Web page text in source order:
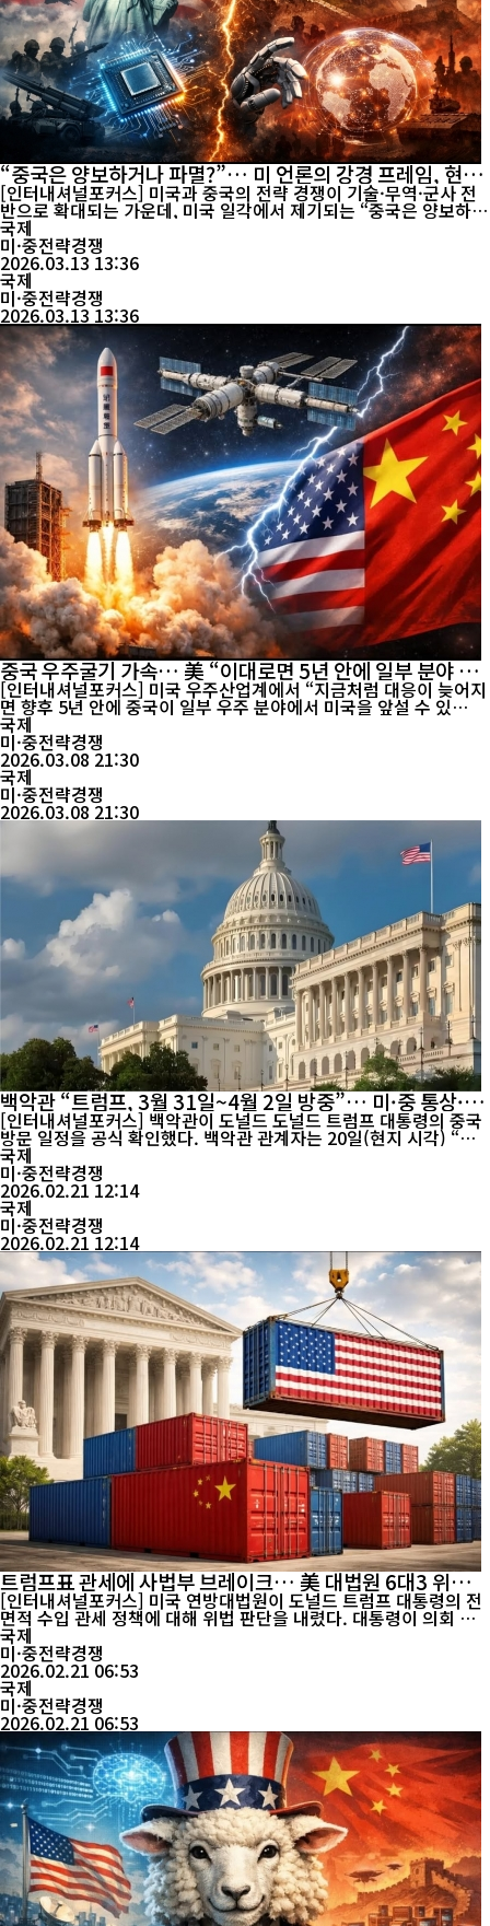
“중국은 양보하거나 파멸?”… 미 언론의 강경 프레임, 현실
은 복합 경쟁
[인터내셔널포커스] 미국과 중국의 전략 경쟁이 기술·무역·군사 전
반으로 확대되는 가운데, 미국 일각에서 제기되는 “중국은 양보하거
나 파멸할 수밖에 없다”는 식의 이분법적 담론이 현실과는 거리가
있다는 지적이 나온다. 최근 미국 일부 싱크탱크와 언론은 미·중 관
계를 ‘공존 아니면 파국’ 구도로 단순화해 해석하고 있다. 미국 하버
드 대학교 케네디 스쿨(HKS) 산하의 벨퍼 과학 국제 문제 센터가 발
표한 보고...
국제
미·중전략경쟁
2026.03.13 13:36
국제
미·중전략경쟁
2026.03.13 13:36
중국 우주굴기 가속… 美 “이대로면 5년 안에 일부 분야 역
전”
[인터내셔널포커스] 미국 우주산업계에서 “지금처럼 대응이 늦어지
면 향후 5년 안에 중국이 일부 우주 분야에서 미국을 앞설 수 있
다”는 경고가 나왔다. 미국 언론도 최근 중국의 발사 실적, 달 탐사,
화성 프로젝트, 위성망 구축 속도를 잇달아 조명하며 중국의 ‘우주굴
기’를 주요 전략 경쟁 변수로 다루고 있다. CNBC는 7일(현지시간)
‘중국이 어떻게 미국의 차세대 우주 강국 지위를 위협하고 있는가’라
는 제목의 기사에...
국제
미·중전략경쟁
2026.03.08 21:30
국제
미·중전략경쟁
2026.03.08 21:30
백악관 “트럼프, 3월 31일~4월 2일 방중”… 미·중 통상·
안보 현안 논의
[인터내셔널포커스] 백악관이 도널드 도널드 트럼프 대통령의 중국
방문 일정을 공식 확인했다. 백악관 관계자는 20일(현지 시각) “트
럼프 대통령이 오는 3월 31일부터 4월 2일까지 중국을 방문할 예
정”이라고 밝혔다. 중국 정부는 아직 이를 공식 확인하지 않았다. 이
번 방문이 성사될 경우 트럼프 대통령의 중국 방문은 2017년 이후 9
년 만이다. 이는 미국 대통령의 가장 최근 방중 사례가 된다. 트럼프
대통령은 전날 워...
국제
미·중전략경쟁
2026.02.21 12:14
국제
미·중전략경쟁
2026.02.21 12:14
트럼프표 관세에 사법부 브레이크… 美 대법원 6대3 위법
판결
[인터내셔널포커스] 미국 연방대법원이 도널드 트럼프 대통령의 전
면적 수입 관세 정책에 대해 위법 판단을 내렸다. 대통령이 의회 승
인 없이 행정권한을 남용해 관세를 부과했다는 이유에서다. 연방대
법원은 20일(현지시간) 6대 3 판결로, 트럼프 대통령이 국제긴급경
제권한법(IEEPA)을 근거로 시행한 글로벌 관세 조치는 법적 권한을
넘어선 것이라고 밝혔다. 대법원은 “IEEPA는 대통령에게 관세 부과
권한을 부여하지 않...
국제
미·중전략경쟁
2026.02.21 06:53
국제
미·중전략경쟁
2026.02.21 06:53